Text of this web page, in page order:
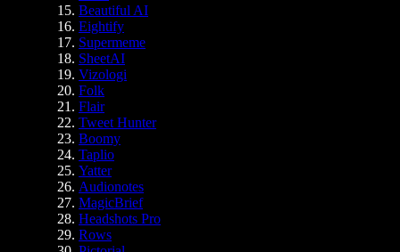
Beautiful AI
Eightify
Supermeme
SheetAI
Vizologi
Folk
Flair
Tweet Hunter
Boomy
Taplio
Yatter
Audionotes
MagicBrief
Headshots Pro
Rows